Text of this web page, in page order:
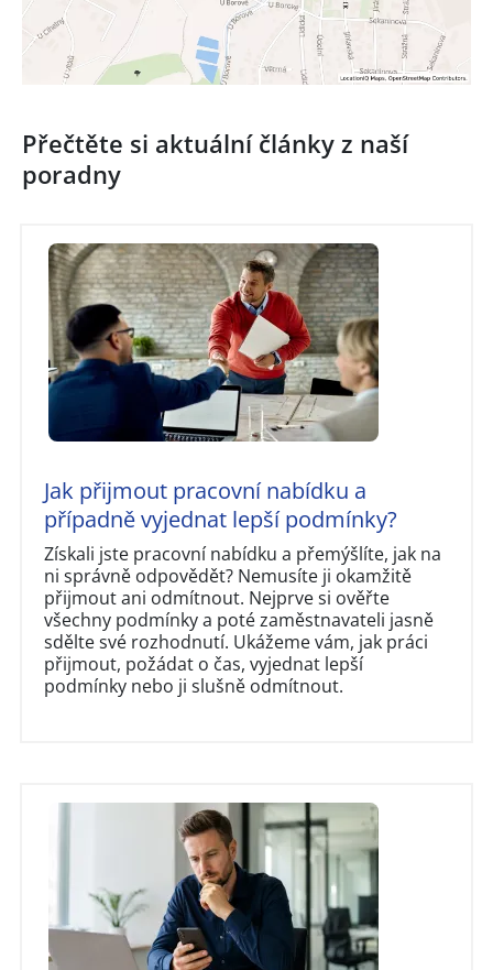
Přečtěte si aktuální články z naší
poradny
Jak přijmout pracovní nabídku a
případně vyjednat lepší podmínky?
Získali jste pracovní nabídku a přemýšlíte, jak na
ni správně odpovědět? Nemusíte ji okamžitě
přijmout ani odmítnout. Nejprve si ověřte
všechny podmínky a poté zaměstnavateli jasně
sdělte své rozhodnutí. Ukážeme vám, jak práci
přijmout, požádat o čas, vyjednat lepší
podmínky nebo ji slušně odmítnout.